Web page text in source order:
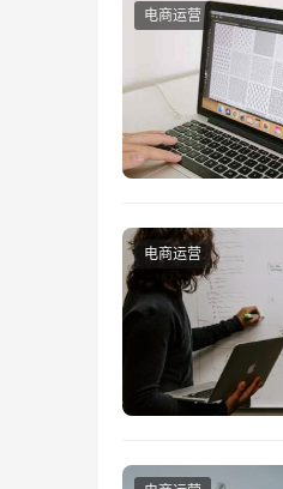
电商运营
电商运营